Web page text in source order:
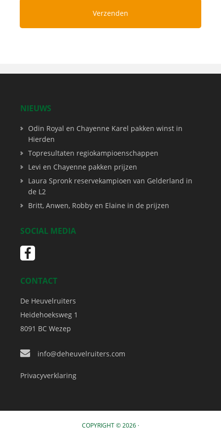
NIEUWS
Odin Royal en Chayenne Karel pakken winst in
Hierden
Topresultaten regiokampioenschappen
Levi en Chayenne pakken prijzen
Laura Spronk reservekampioen van Gelderland in
de L2
Britt, Anwen, Robby en Elaine in de prijzen
SOCIAL MEDIA
CONTACT
De Heuvelruiters
Heidehoeksweg 1
8091 BC Wezep
info@deheuvelruiters.com
Privacyverklaring
COPYRIGHT © 2026 ·